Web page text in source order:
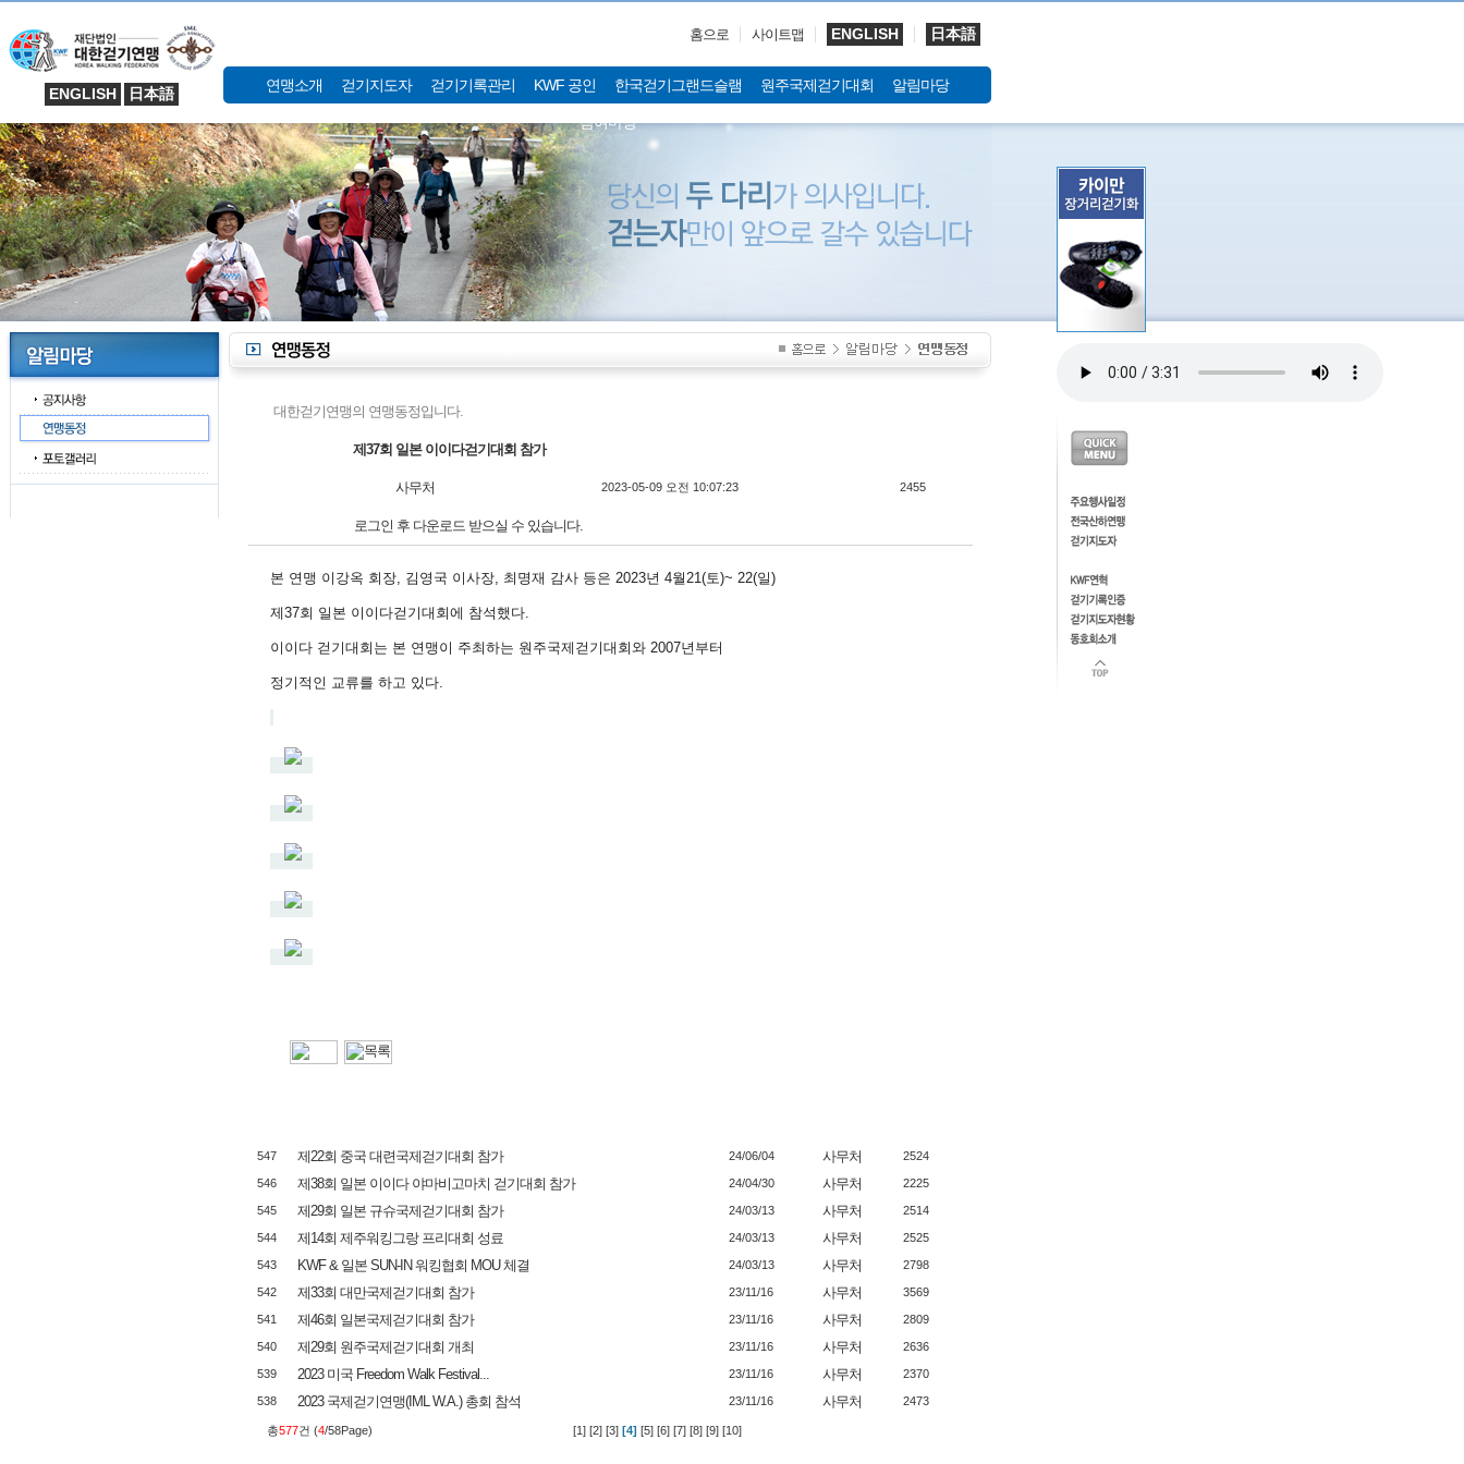
ENGLISH 日本語
홈으로 사이트맵 ENGLISH 日本語
연맹소개 걷기지도자 걷기기록관리 KWF 공인 한국걷기그랜드슬램 원주국제걷기대회 알림마당
참여마당
대한걷기연맹의 연맹동정입니다.
제37회 일본 이이다걷기대회 참가
사무처 2023-05-09 오전 10:07:23 2455
로그인 후 다운로드 받으실 수 있습니다.
본 연맹 이강옥 회장, 김영국 이사장, 최명재 감사 등은 2023년 4월21(토)~ 22(일)
제37회 일본 이이다걷기대회에 참석했다.
이이다 걷기대회는 본 연맹이 주최하는 원주국제걷기대회와 2007년부터
정기적인 교류를 하고 있다.
547 제22회 중국 대련국제걷기대회 참가 24/06/04 사무처 2524
546 제38회 일본 이이다 야마비고마치 걷기대회 참가 24/04/30 사무처 2225
545 제29회 일본 규슈국제걷기대회 참가 24/03/13 사무처 2514
544 제14회 제주워킹그랑 프리대회 성료 24/03/13 사무처 2525
543 KWF & 일본 SUN-IN 워킹협회 MOU 체결 24/03/13 사무처 2798
542 제33회 대만국제걷기대회 참가 23/11/16 사무처 3569
541 제46회 일본국제걷기대회 참가 23/11/16 사무처 2809
540 제29회 원주국제걷기대회 개최 23/11/16 사무처 2636
539 2023 미국 Freedom Walk Festival... 23/11/16 사무처 2370
538 2023 국제걷기연맹(IML W.A.) 총회 참석 23/11/16 사무처 2473
총577건 (4/58Page) [1] [2] [3] [4] [5] [6] [7] [8] [9] [10]